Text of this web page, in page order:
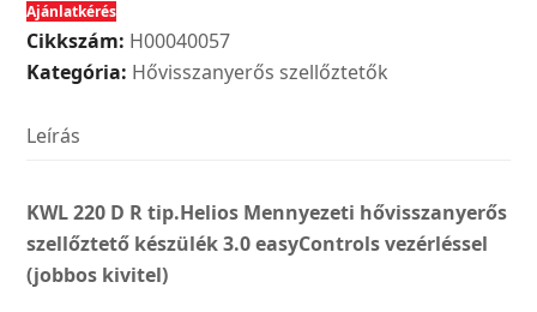
D
R
tip.Mennyezeti
szellőztető
webszerverrel,jobbos
kivitel
mennyiség
Ajánlatkérés
Cikkszám: H00040057
Kategória: Hővisszanyerős szellőztetők
Leírás
KWL 220 D R tip.Helios Mennyezeti hővisszanyerős
szellőztető készülék 3.0 easyControls vezérléssel
(jobbos kivitel)